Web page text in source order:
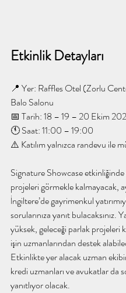
Etkinlik Detayları
📍 Yer: Raffles Otel (Zorlu
Balo Salonu
📅 Tarih: 18 – 19 – 20 Ekim
🕚 Saat: 11:00 – 19:00
⚠️ Katılım yalnızca randevu ile
Signature Showcase
projeleri görmekle kalmayacak,
İngiltere’de gayrimenkul
sorularınıza yanıt bulacaksınız.
yüksek, geleceği parlak projeleri
işin uzmanlarından destek
Etkinlikte yer alacak uzman
kredi uzmanları ve avukatlar da
yanıtlıyor olacak.